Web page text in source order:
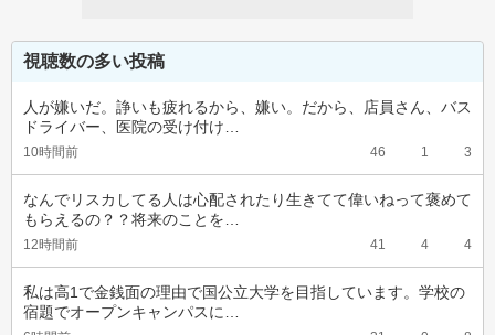
視聴数の多い投稿
人が嫌いだ。諍いも疲れるから、嫌い。だから、店員さん、バス
ドライバー、医院の受け付け…
10時間前 46 1 3
なんでリスカしてる人は心配されたり生きてて偉いねって褒めて
もらえるの？？将来のことを…
12時間前 41 4 4
私は高1で金銭面の理由で国公立大学を目指しています。学校の
宿題でオープンキャンパスに…